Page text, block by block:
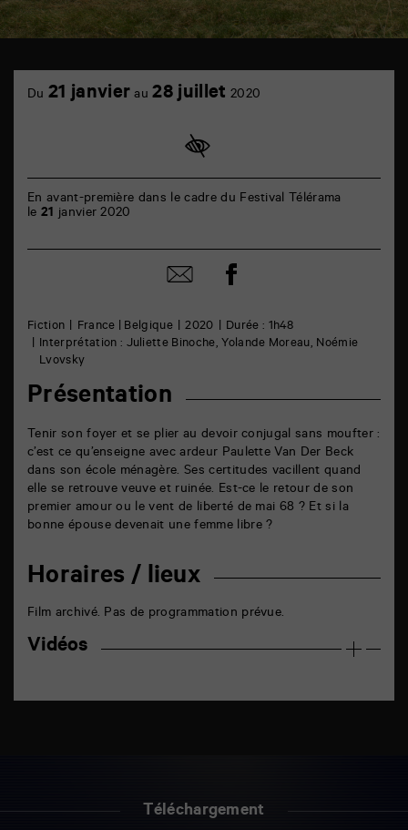
cinéma
86000
Poitiers
Fiction France | Belgique 2020
Durée : 1h48
Interprétation : Juliette Binoche, Yolande Moreau, Noémie
Lvovsky
Présentation
Tenir son foyer et se plier au devoir conjugal sans moufter :
c’est ce qu’enseigne avec ardeur Paulette Van Der Beck
dans son école ménagère. Ses certitudes vacillent quand
elle se retrouve veuve et ruinée. Est-ce le retour de son
premier amour ou le vent de liberté de mai 68 ? Et si la
bonne épouse devenait une femme libre ?
Horaires / lieux
Film archivé. Pas de programmation prévue.
Vidéos
Du 21 janvier au28 juillet 2020
En avant-première dans le cadre du Festival Télérama
le 21 janvier 2020
Partager
par
Partager
sur
Téléchargement